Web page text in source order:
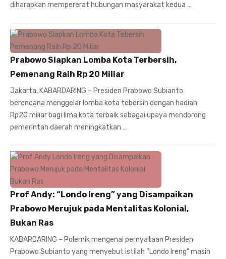
diharapkan mempererat hubungan masyarakat kedua …
Prabowo Siapkan Lomba Kota Terbersih,
Pemenang Raih Rp 20 Miliar
Jakarta, KABARDARING – Presiden Prabowo Subianto
berencana menggelar lomba kota tebersih dengan hadiah
Rp20 miliar bagi lima kota terbaik sebagai upaya mendorong
pemerintah daerah meningkatkan …
Prof Andy: “Londo Ireng” yang Disampaikan
Prabowo Merujuk pada Mentalitas Kolonial,
Bukan Ras
KABARDARING – Polemik mengenai pernyataan Presiden
Prabowo Subianto yang menyebut istilah “Londo Ireng” masih